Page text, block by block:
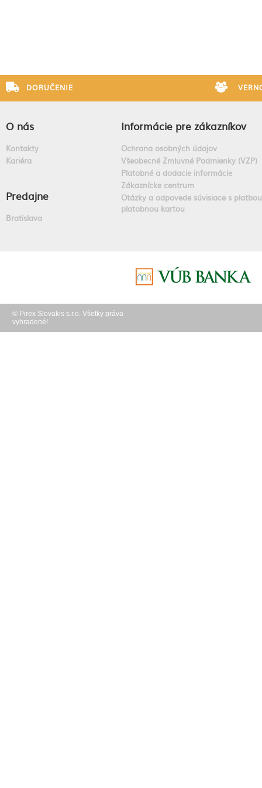
DORUČENIE
O nás
Kontakty
Kariéra
Predajne
Bratislava
Informácie pre zákazníkov
Ochrana osobných údajov
Všeobecné Zmluvné Podmienky (VZP)
Platobné a dodacie informácie
Zákaznícke centrum
Otázky a odpovede súvisiace s platbou
platobnou kartou
© Pirex Slovakis s.r.o. Všetky práva
vyhradené!